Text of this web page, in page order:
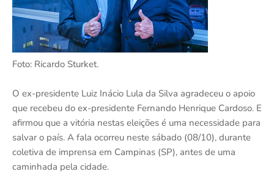
Foto: Ricardo Sturket.
O ex-presidente Luiz Inácio Lula da Silva agradeceu o apoio
que recebeu do ex-presidente Fernando Henrique Cardoso. E
afirmou que a vitória nestas eleições é uma necessidade para
salvar o país. A fala ocorreu neste sábado (08/10), durante
coletiva de imprensa em Campinas (SP), antes de uma
caminhada pela cidade.